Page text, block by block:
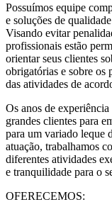
Possuímos equipe
e soluções de
Visando evitar
profissionais estão
orientar seus clientes
obrigatórias e sobre os
das atividades de
Os anos de
grandes clientes para
para um variado leque
atuação, trabalhamos
diferentes atividades
e tranquilidade para o
OFERECEMOS: